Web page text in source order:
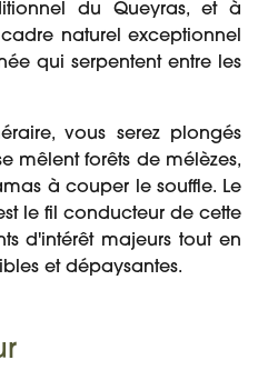
du Queyras, et à
naturel exceptionnel
qui serpentent entre les
vous serez plongés
mêlent forêts de mélèzes,
à couper le souffle. Le
le fil conducteur de cette
d'intérêt majeurs tout en
et dépaysantes.